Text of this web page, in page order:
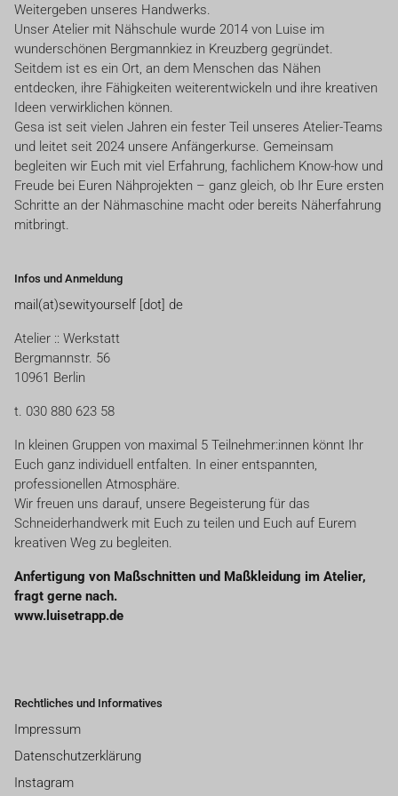
Weitergeben unseres Handwerks.
Unser Atelier mit Nähschule wurde 2014 von Luise im
wunderschönen Bergmannkiez in Kreuzberg gegründet.
Seitdem ist es ein Ort, an dem Menschen das Nähen
entdecken, ihre Fähigkeiten weiterentwickeln und ihre kreativen
Ideen verwirklichen können.
Gesa ist seit vielen Jahren ein fester Teil unseres Atelier-Teams
und leitet seit 2024 unsere Anfängerkurse. Gemeinsam
begleiten wir Euch mit viel Erfahrung, fachlichem Know-how und
Freude bei Euren Nähprojekten – ganz gleich, ob Ihr Eure ersten
Schritte an der Nähmaschine macht oder bereits Näherfahrung
mitbringt.
Infos und Anmeldung
mail(at)sewityourself [dot] de
Atelier :: Werkstatt
Bergmannstr. 56
10961 Berlin
t. 030 880 623 58
In kleinen Gruppen von maximal 5 Teilnehmer:innen könnt Ihr
Euch ganz individuell entfalten. In einer entspannten,
professionellen Atmosphäre.
Wir freuen uns darauf, unsere Begeisterung für das
Schneiderhandwerk mit Euch zu teilen und Euch auf Eurem
kreativen Weg zu begleiten.
Anfertigung von Maßschnitten und Maßkleidung im Atelier,
fragt gerne nach.
www.luisetrapp.de
Rechtliches und Informatives
Impressum
Datenschutzerklärung
Instagram